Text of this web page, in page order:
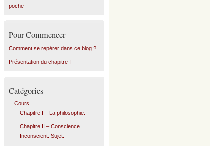
poche
Pour Commencer
Comment se repérer dans ce blog ?
Présentation du chapitre I
Catégories
Cours
Chapitre I – La philosophie.
Chapitre II – Conscience.
Inconscient. Sujet.